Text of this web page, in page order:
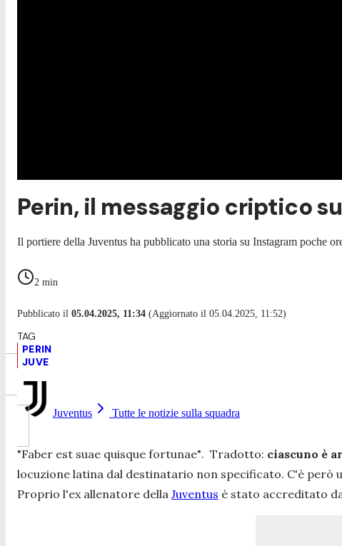
Perin, il messaggio criptico
Il portiere della Juventus ha pubblicato una storia su Instagram poche
2 min
Pubblicato il 05.04.2025, 11:34 (Aggiornato il 05.04.2025, 11:52)
PERIN
JUVE
Juventus Tutte le notizie sulla squadra
"Faber est suae quisque fortunae". Tradotto: ciascuno è
locuzione latina dal destinatario non specificato. C'è però
Proprio l'ex allenatore della Juventus è stato accreditato